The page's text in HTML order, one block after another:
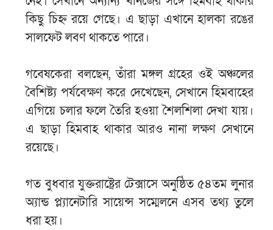
কিছু চিহ্ন রয়ে গেছে। এ ছাড়া এখানে হালকা রঙের
সালফেট লবণ থাকতে পারে।
গবেষকেরা বলছেন, তাঁরা মঙ্গল গ্রহের ওই অঞ্চলের
বৈশিষ্ট্য পর্যবেক্ষণ করে দেখেছেন, সেখানে হিমবাহের
এগিয়ে চলার ফলে তৈরি হওয়া শৈলশিলা দেখা যায়।
এ ছাড়া হিমবাহ থাকার আরও নানা লক্ষণ সেখানে
রয়েছে।
গত বুধবার যুক্তরাষ্ট্রের টেক্সাসে অনুষ্ঠিত ৫৪তম লুনার
অ্যান্ড প্ল্যানেটারি সায়েন্স সম্মেলনে এসব তথ্য তুলে
ধরা হয়।